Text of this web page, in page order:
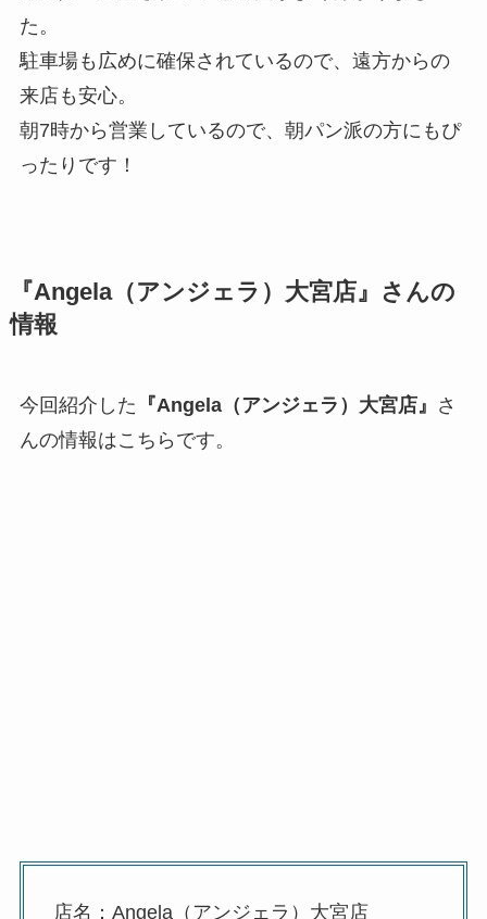
た。
駐車場も広めに確保されているので、遠方からの
来店も安心。
朝7時から営業しているので、朝パン派の方にもぴ
ったりです！
『Angela（アンジェラ）大宮店』さんの
情報
今回紹介した 『Angela（アンジェラ）大宮店』 さ
んの情報はこちらです。
店名：Angela（アンジェラ）大宮店